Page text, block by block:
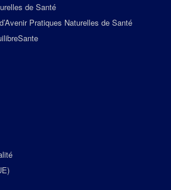
de Santé
Pratiques Naturelles de Santé